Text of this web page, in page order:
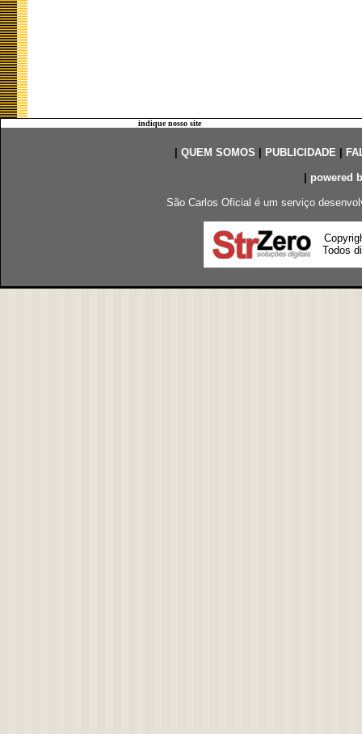
indique nosso site
QUEM SOMOS PUBLICIDADE|
powered
São Carlos Oficial é um serviço
Todos